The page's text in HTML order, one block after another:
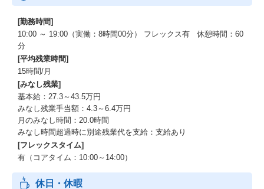
[勤務時間]
10:00 ～ 19:00（実働：8時間00分） フレックス有 休憩時間：60
分
[平均残業時間]
15時間/月
[みなし残業]
基本給：27.3～43.5万円
みなし残業手当額：4.3～6.4万円
月のみなし時間：20.0時間
みなし時間超過時に別途残業代を支給：支給あり
[フレックスタイム]
有（コアタイム：10:00～14:00）
休日・休暇